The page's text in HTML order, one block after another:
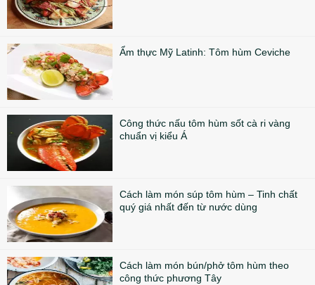
Ẩm thực Mỹ Latinh: Tôm hùm Ceviche
Công thức nấu tôm hùm sốt cà ri vàng
chuẩn vị kiểu Á
Cách làm món súp tôm hùm – Tinh chất
quý giá nhất đến từ nước dùng
Cách làm món bún/phở tôm hùm theo
công thức phương Tây